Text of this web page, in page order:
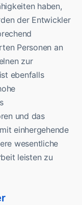
haben,
der Entwickler
Personen an
zur
ebenfalls
und das
einhergehende
wesentliche
leisten zu